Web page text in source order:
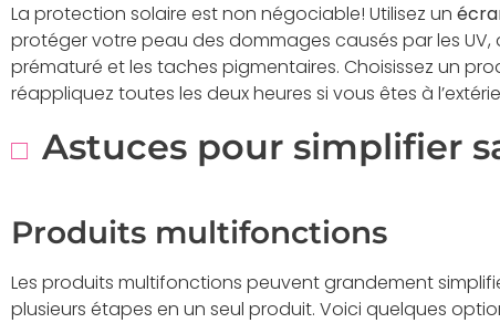
La protection solaire est non négociable! Utilisez un
protéger votre peau des dommages causés par les
prématuré et les taches pigmentaires. Choisissez un
réappliquez toutes les deux heures si vous êtes à
Astuces pour simplifier
Produits multifonctions
Les produits multifonctions peuvent grandement
plusieurs étapes en un seul produit. Voici quelques